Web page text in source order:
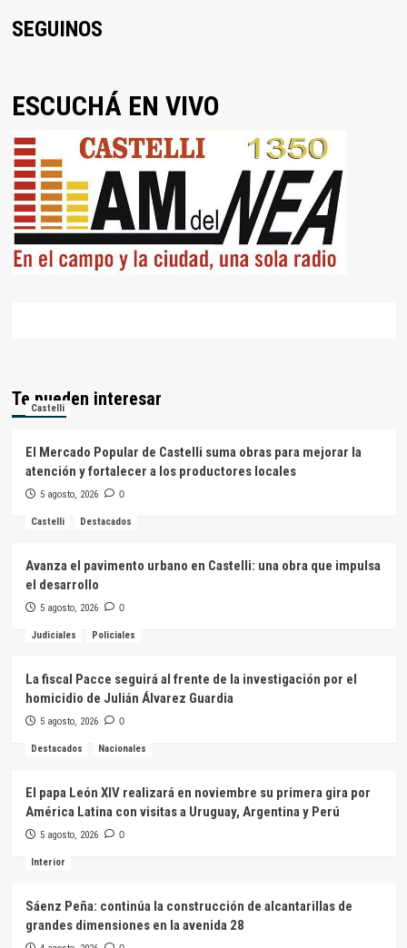
SEGUINOS
ESCUCHÁ EN VIVO
Te pueden interesar
Castelli
El Mercado Popular de Castelli suma obras para mejorar la
atención y fortalecer a los productores locales
5 agosto, 2026 0
Castelli Destacados
Avanza el pavimento urbano en Castelli: una obra que impulsa
el desarrollo
5 agosto, 2026 0
Judiciales Policiales
La fiscal Pacce seguirá al frente de la investigación por el
homicidio de Julián Álvarez Guardia
5 agosto, 2026 0
Destacados Nacionales
El papa León XIV realizará en noviembre su primera gira por
América Latina con visitas a Uruguay, Argentina y Perú
5 agosto, 2026 0
Interior
Sáenz Peña: continúa la construcción de alcantarillas de
grandes dimensiones en la avenida 28